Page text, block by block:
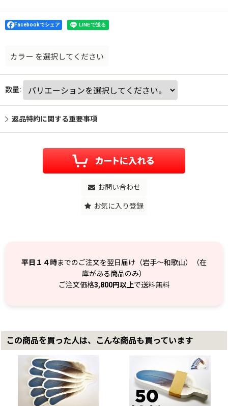
Facebookでシェア
カラー を選択してください
数量:
返品特約に関する重要事項
お問い合わせ
お気に入り登録
平日１４時までのご注文を翌日届け（岩手～和歌山）（在
庫がある商品のみ）
ご注文価格3,800円以上で送料無料
この商品を買った人は、こんな商品も買っています